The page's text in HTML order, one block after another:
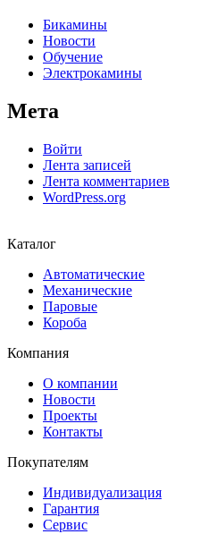
Бикамины
Новости
Обучение
Электрокамины
Мета
Войти
Лента записей
Лента комментариев
WordPress.org
Каталог
Автоматические
Механические
Паровые
Короба
Компания
О компании
Новости
Проекты
Контакты
Покупателям
Индивидуализация
Гарантия
Сервис